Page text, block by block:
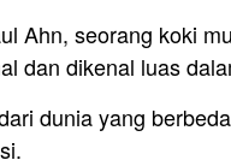
Ahn, seorang koki
dan dikenal luas
dunia yang